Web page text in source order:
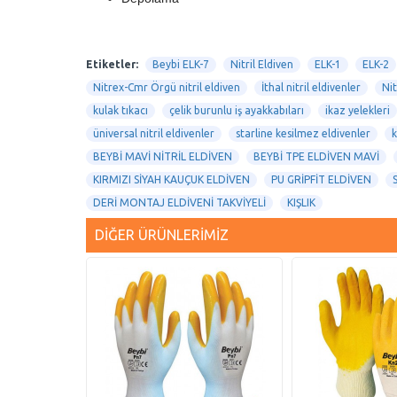
Etiketler: Beybi ELK-7 Nitril Eldiven ELK-1
ELK-2
Nitrex-Cmr Örgü nitril eldiven
İthal nitril eldivenler
kulak tıkacı
çelik burunlu iş ayakkabıları
ikaz yelekleri
üniversal nitril eldivenler
starline kesilmez eldivenler
BEYBİ MAVİ NİTRİL ELDİVEN
BEYBİ TPE ELDİVEN MAVİ
KIRMIZI SİYAH KAUÇUK ELDİVEN
PU GRİPFİT ELDİVEN
DERİ MONTAJ ELDİVENİ TAKVİYELİ
KIŞLIK
DIĞER ÜRÜNLERIMIZ